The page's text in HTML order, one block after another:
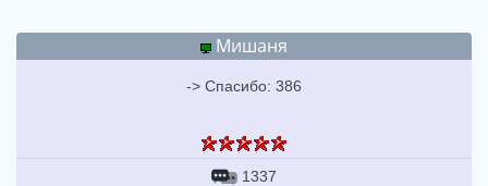
Мишаня
-> Спасибо: 386
1337